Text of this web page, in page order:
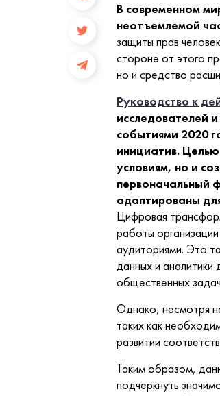
В современном
неотъемлемой
защиты прав
стороне от этого
но и средство
Руководство к
исследователей
событиями 2020
инициатив.
условиям, но и
первоначальный
адаптированы
Цифровая
работы
аудиториями. Это
данных и аналитики
общественных
Однако, несмотря
таких как
развитии
Таким образом,
подчеркнуть